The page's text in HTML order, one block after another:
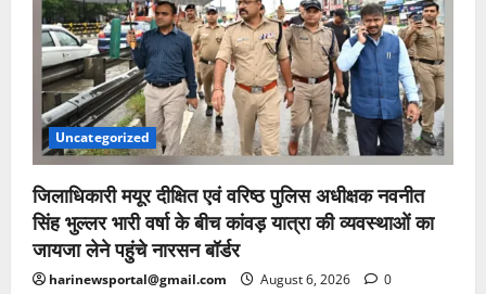
Uncategorized
जिलाधिकारी मयूर दीक्षित एवं वरिष्ठ पुलिस अधीक्षक नवनीत
सिंह भुल्लर भारी वर्षा के बीच कांवड़ यात्रा की व्यवस्थाओं का
जायजा लेने पहुंचे नारसन बॉर्डर
harinewsportal@gmail.com August 6, 2026 0